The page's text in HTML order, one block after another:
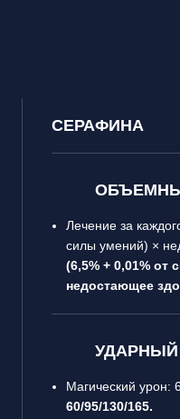
СЕРАФИНА
Лечение за
силы умений) ×
(6,5% + 0,01% от
недостающее
УДАРНЫЙ
Магический урон:
60/95/130/165.